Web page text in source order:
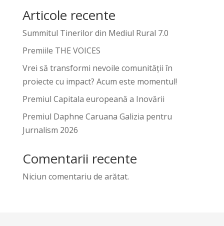
Articole recente
Summitul Tinerilor din Mediul Rural 7.0
Premiile THE VOICES
Vrei să transformi nevoile comunității în
proiecte cu impact? Acum este momentul!
Premiul Capitala europeană a Inovării
Premiul Daphne Caruana Galizia pentru
Jurnalism 2026
Comentarii recente
Niciun comentariu de arătat.